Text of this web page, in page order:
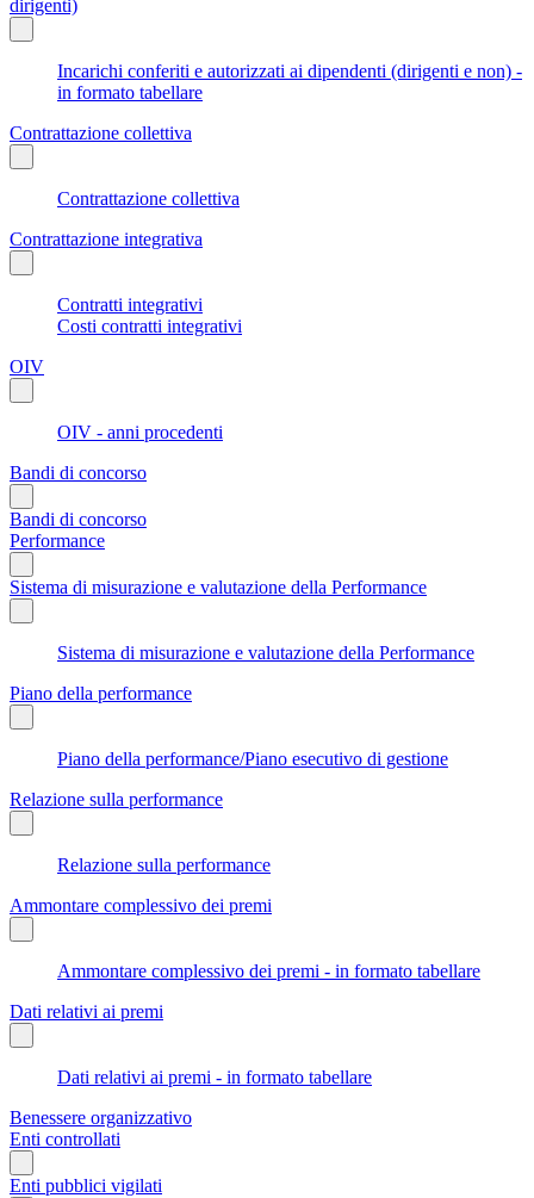
dirigenti)
Incarichi conferiti e autorizzati ai dipendenti (dirigenti e non) -
in formato tabellare
Contrattazione collettiva
Contrattazione collettiva
Contrattazione integrativa
Contratti integrativi
Costi contratti integrativi
OIV
OIV - anni procedenti
Bandi di concorso
Bandi di concorso
Performance
Sistema di misurazione e valutazione della Performance
Sistema di misurazione e valutazione della Performance
Piano della performance
Piano della performance/Piano esecutivo di gestione
Relazione sulla performance
Relazione sulla performance
Ammontare complessivo dei premi
Ammontare complessivo dei premi - in formato tabellare
Dati relativi ai premi
Dati relativi ai premi - in formato tabellare
Benessere organizzativo
Enti controllati
Enti pubblici vigilati